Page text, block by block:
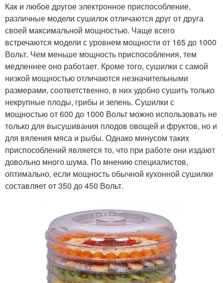
Как и любое другое электронное приспособление,
различные модели сушилок отличаются друг от друга
своей максимальной мощностью. Чаще всего
встречаются модели с уровнем мощности от 165 до 1000
Вольт. Чем меньше мощность приспособления, тем
медленнее оно работает. Кроме того, сушилки с самой
низкой мощностью отличаются незначительными
размерами, соответственно, в них удобно сушить только
некрупные плоды, грибы и зелень. Сушилки с
мощностью от 600 до 1000 Вольт можно использовать не
только для высушивания плодов овощей и фруктов, но и
для вяления мяса и рыбы. Однако минусом таких
приспособлений является то, что при работе они издают
довольно много шума. По мнению специалистов,
оптимально, если мощность обычной кухонной сушилки
составляет от 350 до 450 Вольт.